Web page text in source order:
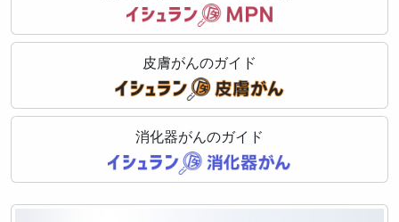
皮膚がんのガイド
消化器がんのガイド